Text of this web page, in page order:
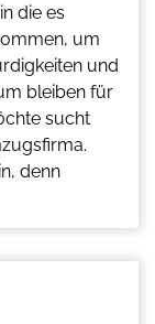
die es
um
und
bleiben für
sucht
denn